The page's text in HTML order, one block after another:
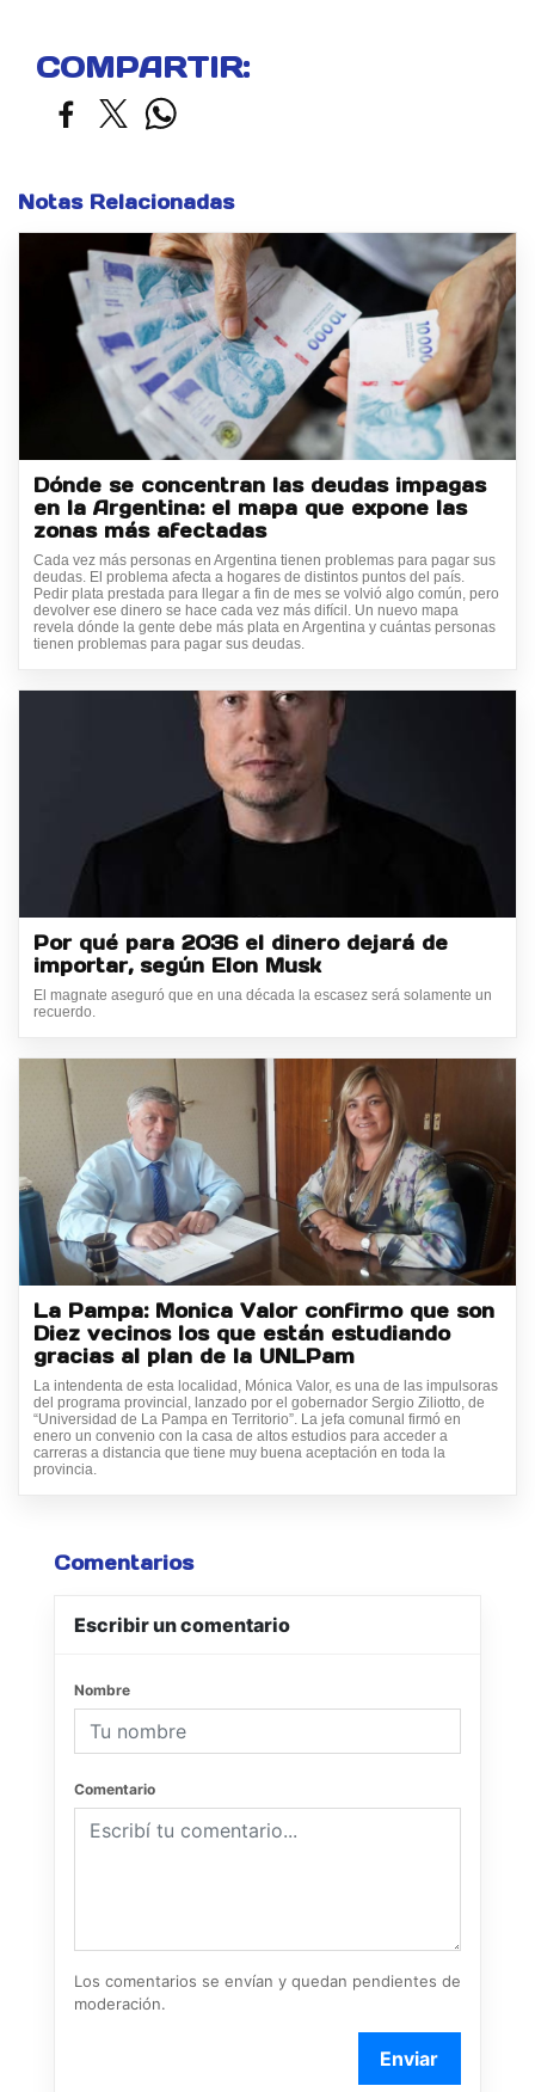
COMPARTIR:
Notas Relacionadas
Dónde se concentran las deudas impagas
en la Argentina: el mapa que expone las
zonas más afectadas
Cada vez más personas en Argentina tienen problemas para pagar sus
deudas. El problema afecta a hogares de distintos puntos del país.
Pedir plata prestada para llegar a fin de mes se volvió algo común, pero
devolver ese dinero se hace cada vez más difícil. Un nuevo mapa
revela dónde la gente debe más plata en Argentina y cuántas personas
tienen problemas para pagar sus deudas.
Por qué para 2036 el dinero dejará de
importar, según Elon Musk
El magnate aseguró que en una década la escasez será solamente un
recuerdo.
La Pampa: Monica Valor confirmo que son
Diez vecinos los que están estudiando
gracias al plan de la UNLPam
La intendenta de esta localidad, Mónica Valor, es una de las impulsoras
del programa provincial, lanzado por el gobernador Sergio Ziliotto, de
“Universidad de La Pampa en Territorio”. La jefa comunal firmó en
enero un convenio con la casa de altos estudios para acceder a
carreras a distancia que tiene muy buena aceptación en toda la
provincia.
Comentarios
Escribir un comentario
Nombre
Comentario
Los comentarios se envían y quedan pendientes de
moderación.
Enviar